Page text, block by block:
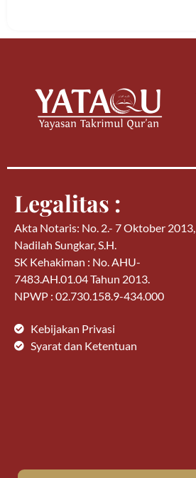
Legalitas :
Akta Notaris: No. 2.- 7 Oktober 2013,
Nadilah Sungkar, S.H.
SK Kehakiman : No. AHU-
7483.AH.01.04 Tahun 2013.
NPWP : 02.730.158.9-434.000
Kebijakan Privasi
Syarat dan Ketentuan